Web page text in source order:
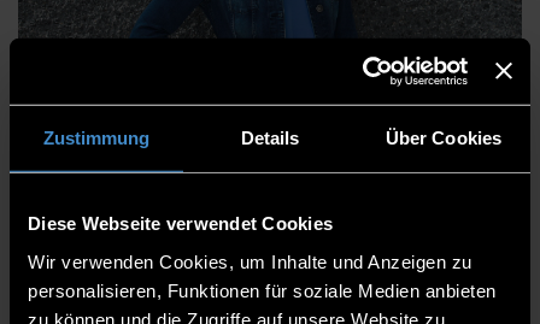
Zustimmung Details Über Cookies
Diese Webseite verwendet Cookies
Wir verwenden Cookies, um Inhalte und Anzeigen zu
personalisieren, Funktionen für soziale Medien anbieten
zu können und die Zugriffe auf unsere Website zu
Stefanie Lex, M.A.
Stabsstelle THD-Alumni & Eventkoordination
THD-Alumni